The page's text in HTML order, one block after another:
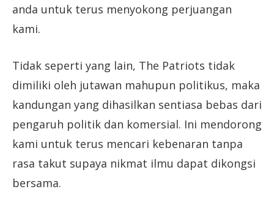
anda untuk terus menyokong perjuangan
kami.
Tidak seperti yang lain, The Patriots tidak
dimiliki oleh jutawan mahupun politikus, maka
kandungan yang dihasilkan sentiasa bebas dari
pengaruh politik dan komersial. Ini mendorong
kami untuk terus mencari kebenaran tanpa
rasa takut supaya nikmat ilmu dapat dikongsi
bersama.